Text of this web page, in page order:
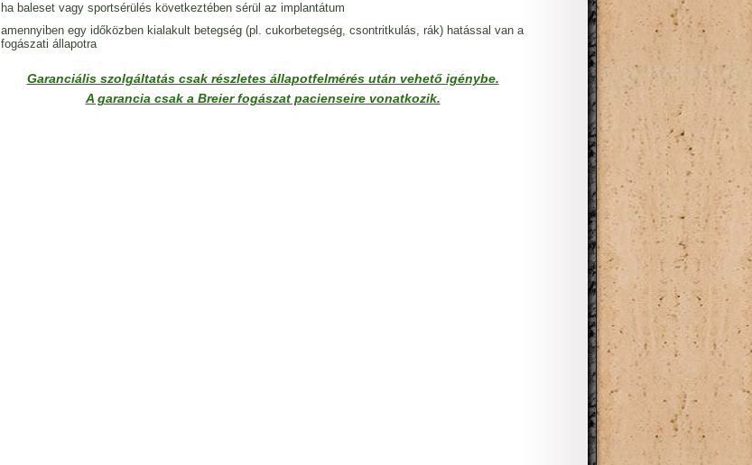
ha baleset vagy sportsérülés következtében sérül az implantátum
amennyiben egy időközben kialakult betegség (pl. cukorbetegség, csontritkulás, rák) hatással van a
fogászati állapotra
Garanciális szolgáltatás csak részletes állapotfelmérés után vehető igénybe.
A garancia csak a Breier fogászat pacienseire vonatkozik.